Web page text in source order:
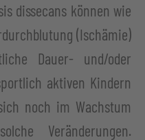
dissecans können wie
(Ischämie)
Dauer- und/oder
aktiven Kindern
noch im Wachstum
Veränderungen.